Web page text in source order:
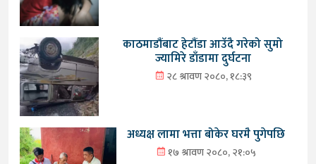
काठमाडौंबाट हेटौंडा आउँदै गरेको सुमो
ज्यामिरे डाँडामा दुर्घटना
२८ श्रावण २०८०, १८:३९
अध्यक्ष लामा भत्ता बोकेर घरमै पुगेपछि
१७ श्रावण २०८०, २१:०५